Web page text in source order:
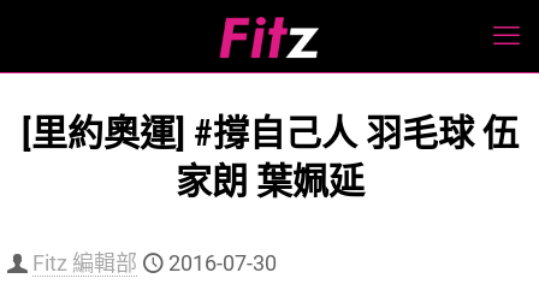
[里約奧運] #撐自己人 羽毛球 伍
家朗 葉姵延
Fitz 編輯部 2016-07-30